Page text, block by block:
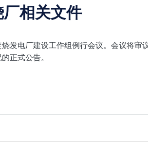
相关文件
发电厂建设工作组例行会议。会议将
正式公告。